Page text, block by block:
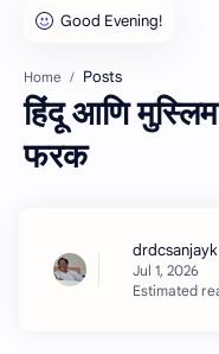
Home Posts
हिंदू आणि
फरक
Estimated